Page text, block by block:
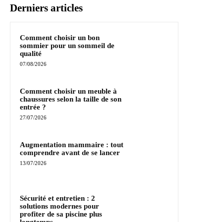
Derniers articles
Comment choisir un bon
sommier pour un sommeil de
qualité
07/08/2026
Comment choisir un meuble à
chaussures selon la taille de son
entrée ?
27/07/2026
Augmentation mammaire : tout
comprendre avant de se lancer
13/07/2026
Sécurité et entretien : 2
solutions modernes pour
profiter de sa piscine plus